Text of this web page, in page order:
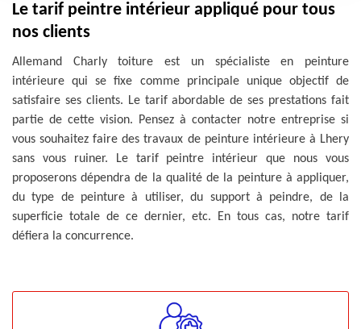
Le tarif peintre intérieur appliqué pour tous
nos clients
Allemand Charly toiture est un spécialiste en peinture
intérieure qui se fixe comme principale unique objectif de
satisfaire ses clients. Le tarif abordable de ses prestations fait
partie de cette vision. Pensez à contacter notre entreprise si
vous souhaitez faire des travaux de peinture intérieure à Lhery
sans vous ruiner. Le tarif peintre intérieur que nous vous
proposerons dépendra de la qualité de la peinture à appliquer,
du type de peinture à utiliser, du support à peindre, de la
superficie totale de ce dernier, etc. En tous cas, notre tarif
défiera la concurrence.